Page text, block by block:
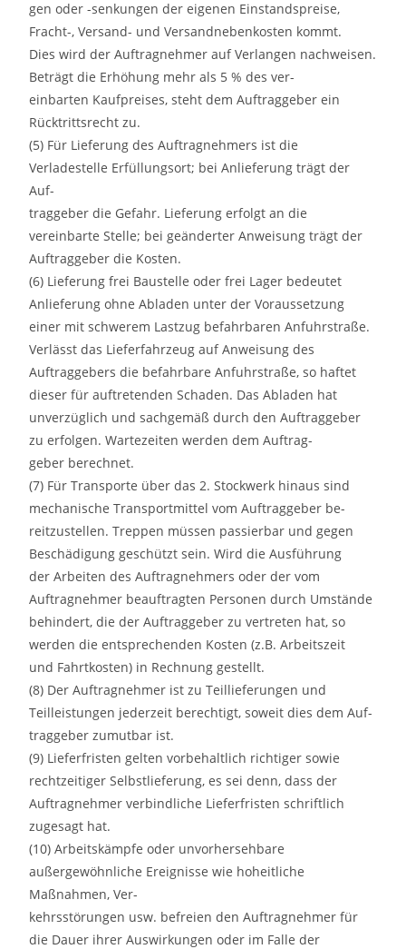
gen oder -senkungen der eigenen Einstandspreise,
Fracht-, Versand- und Versandnebenkosten kommt.
Dies wird der Auftragnehmer auf Verlangen nachweisen.
Beträgt die Erhöhung mehr als 5 % des ver-
einbarten Kaufpreises, steht dem Auftraggeber ein
Rücktrittsrecht zu.
(5) Für Lieferung des Auftragnehmers ist die
Verladestelle Erfüllungsort; bei Anlieferung trägt der
Auf-
traggeber die Gefahr. Lieferung erfolgt an die
vereinbarte Stelle; bei geänderter Anweisung trägt der
Auftraggeber die Kosten.
(6) Lieferung frei Baustelle oder frei Lager bedeutet
Anlieferung ohne Abladen unter der Voraussetzung
einer mit schwerem Lastzug befahrbaren Anfuhrstraße.
Verlässt das Lieferfahrzeug auf Anweisung des
Auftraggebers die befahrbare Anfuhrstraße, so haftet
dieser für auftretenden Schaden. Das Abladen hat
unverzüglich und sachgemäß durch den Auftraggeber
zu erfolgen. Wartezeiten werden dem Auftrag-
geber berechnet.
(7) Für Transporte über das 2. Stockwerk hinaus sind
mechanische Transportmittel vom Auftraggeber be-
reitzustellen. Treppen müssen passierbar und gegen
Beschädigung geschützt sein. Wird die Ausführung
der Arbeiten des Auftragnehmers oder der vom
Auftragnehmer beauftragten Personen durch Umstände
behindert, die der Auftraggeber zu vertreten hat, so
werden die entsprechenden Kosten (z.B. Arbeitszeit
und Fahrtkosten) in Rechnung gestellt.
(8) Der Auftragnehmer ist zu Teillieferungen und
Teilleistungen jederzeit berechtigt, soweit dies dem Auf-
traggeber zumutbar ist.
(9) Lieferfristen gelten vorbehaltlich richtiger sowie
rechtzeitiger Selbstlieferung, es sei denn, dass der
Auftragnehmer verbindliche Lieferfristen schriftlich
zugesagt hat.
(10) Arbeitskämpfe oder unvorhersehbare
außergewöhnliche Ereignisse wie hoheitliche
Maßnahmen, Ver-
kehrsstörungen usw. befreien den Auftragnehmer für
die Dauer ihrer Auswirkungen oder im Falle der